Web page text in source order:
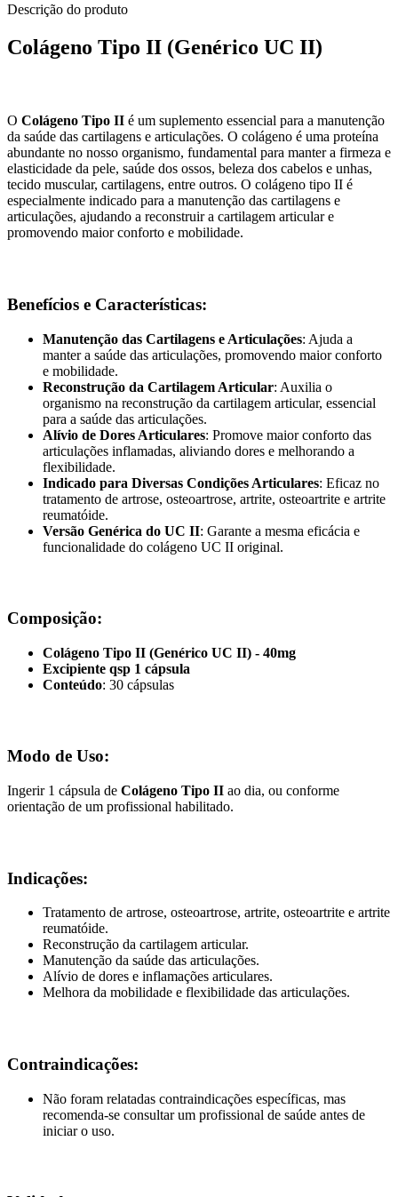
Descrição do produto
Colágeno Tipo II (Genérico UC II)
O Colágeno Tipo II é um suplemento essencial para a manutenção
da saúde das cartilagens e articulações. O colágeno é uma proteína
abundante no nosso organismo, fundamental para manter a firmeza e
elasticidade da pele, saúde dos ossos, beleza dos cabelos e unhas,
tecido muscular, cartilagens, entre outros. O colágeno tipo II é
especialmente indicado para a manutenção das cartilagens e
articulações, ajudando a reconstruir a cartilagem articular e
promovendo maior conforto e mobilidade.
Benefícios e Características:
Manutenção das Cartilagens e Articulações: Ajuda a
manter a saúde das articulações, promovendo maior conforto
e mobilidade.
Reconstrução da Cartilagem Articular: Auxilia o
organismo na reconstrução da cartilagem articular, essencial
para a saúde das articulações.
Alívio de Dores Articulares: Promove maior conforto das
articulações inflamadas, aliviando dores e melhorando a
flexibilidade.
Indicado para Diversas Condições Articulares: Eficaz no
tratamento de artrose, osteoartrose, artrite, osteoartrite e artrite
reumatóide.
Versão Genérica do UC II: Garante a mesma eficácia e
funcionalidade do colágeno UC II original.
Composição:
Colágeno Tipo II (Genérico UC II) - 40mg
Excipiente qsp 1 cápsula
Conteúdo: 30 cápsulas
Modo de Uso:
Ingerir 1 cápsula de Colágeno Tipo II ao dia, ou conforme
orientação de um profissional habilitado.
Indicações:
Tratamento de artrose, osteoartrose, artrite, osteoartrite e artrite
reumatóide.
Reconstrução da cartilagem articular.
Manutenção da saúde das articulações.
Alívio de dores e inflamações articulares.
Melhora da mobilidade e flexibilidade das articulações.
Contraindicações:
Não foram relatadas contraindicações específicas, mas
recomenda-se consultar um profissional de saúde antes de
iniciar o uso.